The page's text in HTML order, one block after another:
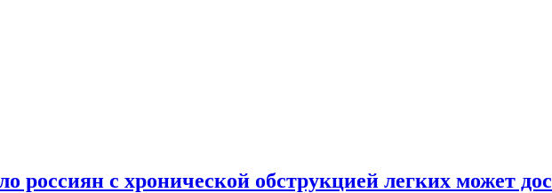
россиян с хронической обструкцией легких может